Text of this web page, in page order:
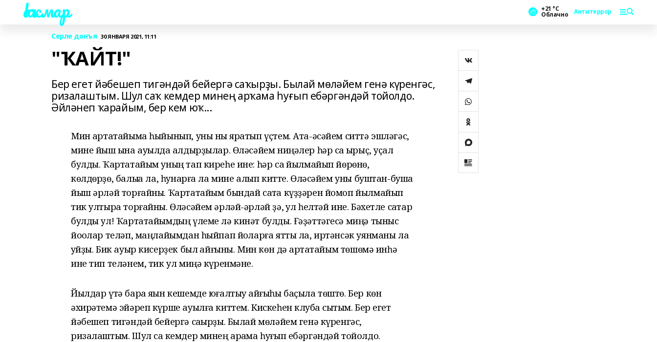
Һаҡмар +21 °С
Облачно Антитеррор
Серле донъя 30 ЯНВАРЯ 2021, 11:11
"ҠАЙТ!"
Бер егет йәбешеп тигәндәй бейергә саҡырҙы. Былай мөләйем генә күренгәс,
ризалаштым. Шул саҡ кемдер минең арҡама һуғып ебәргәндәй тойолдо.
Әйләнеп ҡарайым, бер кем юҡ...
Мин ҡартатайыма һыйынып, уны ныҡ яратып үҫтем. Ата-әсәйем ситтә эшләгәс,
мине йыш ҡына ауылда ҡалдырҙылар. Өләсәйем ниңәлер һәр саҡ ҡырыҫ, уҫал
булды. Ҡартатайым уның тап киреһе ине: һәр саҡ йылмайып йөрөнө,
көлдөрҙө, балыҡҡа ла, һунарға ла мине алып китте. Өләсәйем уны буштан-бушҡа
йыш әрләй торғайны. Ҡартатайым бындай саҡта күҙҙәрен йомоп йылмайып
тик ултыра торғайны. Өләсәйем әрләй-әрләй ҙә, ҡул һелтәй ине. Бәхетле саҡтар
булды ул! Ҡартатайымдың үлеме лә кинәт булды. Ғәҙәттәгесә миңә тыныс
йоҡолар теләп, маңлайымдан һыйпап йоҡларға ятты ла, иртәнсәк уянманы ла
ҡуйҙы. Бик ауыр кисерҙек был ҡайғыны. Мин көн дә ҡартатайым төшөмә инһә
ине тип теләнем, тик ул миңә күренмәне.
Йылдар үтә бара яҡын кешемде юғалтыу ҡайғыһы баҫыла төштө. Бер көн
әхирәтемә эйәреп күрше ауылға киттем. Кискеһен клубҡа сыҡтым. Бер егет
йәбешеп тигәндәй бейергә саҡырҙы. Былай мөләйем генә күренгәс,
ризалаштым. Шул саҡ кемдер минең арҡама һуғып ебәргәндәй тойолдо.